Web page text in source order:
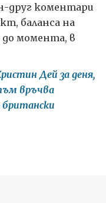
друг коментари
баланса на
момента, в
Дей за деня,
връчва